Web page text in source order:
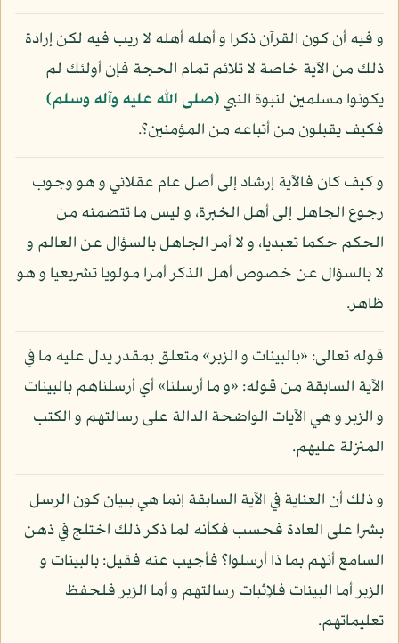
و فيه أن كون القرآن ذكرا و أهله أهله لا ريب فيه لكن إرادة
ذلك من الآية خاصة لا تلائم تمام الحجة فإن أولئك لم
يكونوا مسلمين لنبوة النبي(صلى الله عليه وآله وسلم)
فكيف يقبلون من أتباعه من المؤمنين؟.
و كيف كان فالآية إرشاد إلى أصل عام عقلائي و هو وجوب
رجوع الجاهل إلى أهل الخبرة، و ليس ما تتضمنه من
الحكم حكما تعبديا، و لا أمر الجاهل بالسؤال عن العالم و
لا بالسؤال عن خصوص أهل الذكر أمرا مولويا تشريعيا و هو
ظاهر.
قوله تعالى: «بالبينات و الزبر» متعلق بمقدر يدل عليه ما في
الآية السابقة من قوله: «و ما أرسلنا» أي أرسلناهم بالبينات
و الزبر و هي الآيات الواضحة الدالة على رسالتهم و الكتب
المنزلة عليهم.
و ذلك أن العناية في الآية السابقة إنما هي ببيان كون الرسل
بشرا على العادة فحسب فكأنه لما ذكر ذلك اختلج في ذهن
السامع أنهم بما ذا أرسلوا؟ فأجيب عنه فقيل: بالبينات و
الزبر أما البينات فلإثبات رسالتهم و أما الزبر فلحفظ
تعليماتهم.